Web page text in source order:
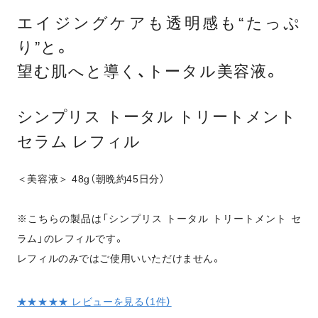
エイジングケアも透明感も“たっぷ
り”と。
望む肌へと導く、トータル美容液。
シンプリス トータル トリートメント
セラム レフィル
＜美容液＞ 48g（朝晩約45日分）
※こちらの製品は「シンプリス トータル トリートメント セ
ラム」のレフィルです。
レフィルのみではご使用いいただけません。
★★★★★ レビューを見る（1 件）